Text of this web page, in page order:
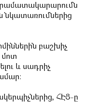
նկատառումներից
բաշխիչ
մոտ
և սադրիչ
ՀԷՑ-ը